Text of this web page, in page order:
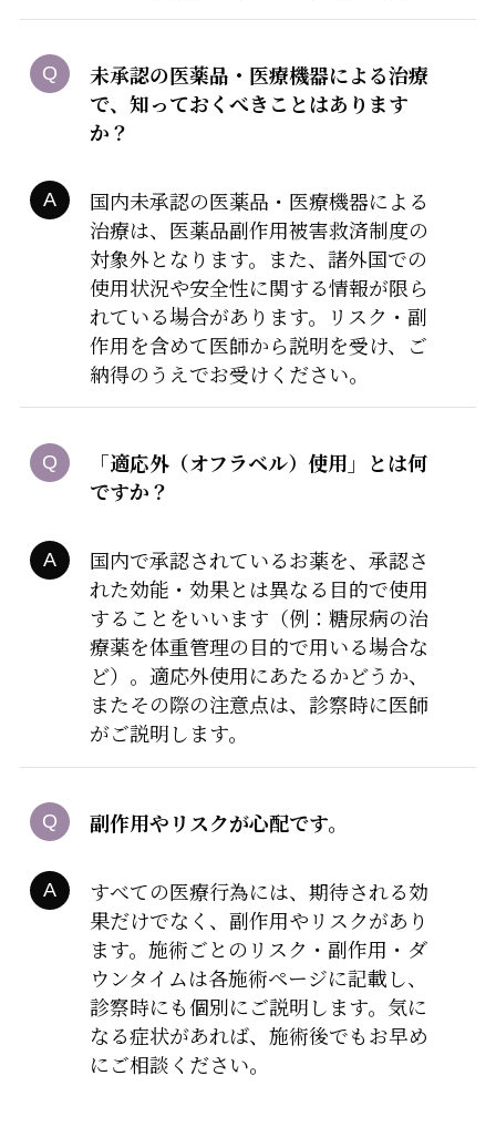
未承認の医薬品・医療機器による治療
で、知っておくべきことはあります
か？
国内未承認の医薬品・医療機器による
治療は、医薬品副作用被害救済制度の
対象外となります。また、諸外国での
使用状況や安全性に関する情報が限ら
れている場合があります。リスク・副
作用を含めて医師から説明を受け、ご
納得のうえでお受けください。
「適応外（オフラベル）使用」とは何
ですか？
国内で承認されているお薬を、承認さ
れた効能・効果とは異なる目的で使用
することをいいます（例：糖尿病の治
療薬を体重管理の目的で用いる場合な
ど）。適応外使用にあたるかどうか、
またその際の注意点は、診察時に医師
がご説明します。
副作用やリスクが心配です。
すべての医療行為には、期待される効
果だけでなく、副作用やリスクがあり
ます。施術ごとのリスク・副作用・ダ
ウンタイムは各施術ページに記載し、
診察時にも個別にご説明します。気に
なる症状があれば、施術後でもお早め
にご相談ください。